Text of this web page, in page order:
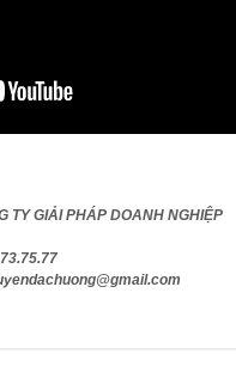
GIẢI PHÁP DOANH NGHIỆP